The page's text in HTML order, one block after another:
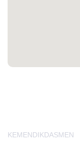
KEMENDIKDASMEN